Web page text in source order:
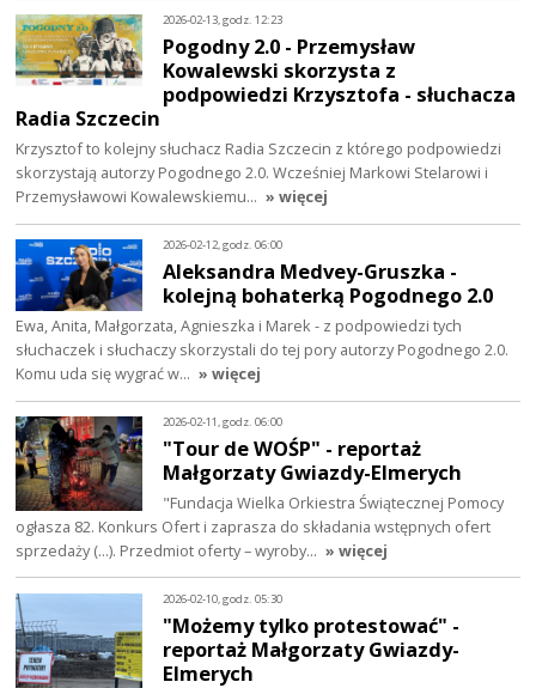
2026-02-13, godz. 12:23
Pogodny 2.0 - Przemysław
Kowalewski skorzysta z
podpowiedzi Krzysztofa - słuchacza
Radia Szczecin
Krzysztof to kolejny słuchacz Radia Szczecin z którego podpowiedzi
skorzystają autorzy Pogodnego 2.0. Wcześniej Markowi Stelarowi i
Przemysławowi Kowalewskiemu… » więcej
2026-02-12, godz. 06:00
Aleksandra Medvey-Gruszka -
kolejną bohaterką Pogodnego 2.0
Ewa, Anita, Małgorzata, Agnieszka i Marek - z podpowiedzi tych
słuchaczek i słuchaczy skorzystali do tej pory autorzy Pogodnego 2.0.
Komu uda się wygrać w… » więcej
2026-02-11, godz. 06:00
"Tour de WOŚP" - reportaż
Małgorzaty Gwiazdy-Elmerych
"Fundacja Wielka Orkiestra Świątecznej Pomocy
ogłasza 82. Konkurs Ofert i zaprasza do składania wstępnych ofert
sprzedaży (...). Przedmiot oferty – wyroby… » więcej
2026-02-10, godz. 05:30
"Możemy tylko protestować" -
reportaż Małgorzaty Gwiazdy-
Elmerych